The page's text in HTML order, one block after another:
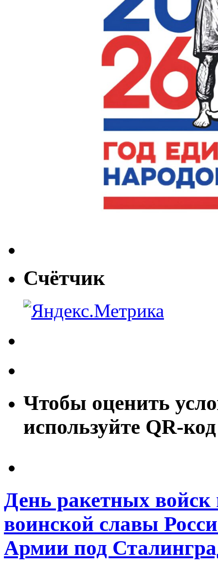
Счётчик
Чтобы оценить
используйте QR-код
День ракетных
воинской славы
Армии под